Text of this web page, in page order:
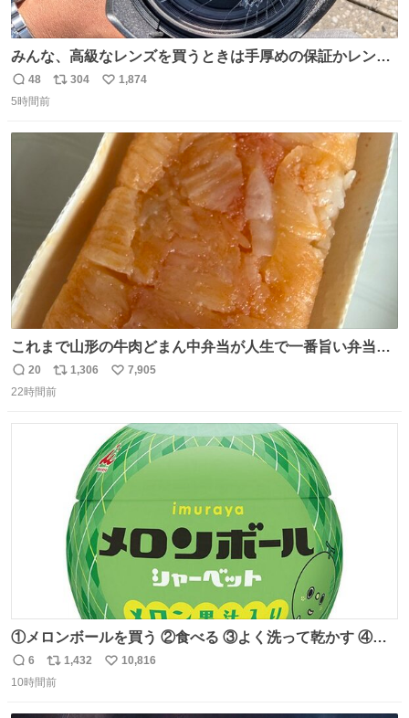
みんな、高級なレンズを買うときは手厚めの保証かレンズ
保護フィルターをちゃんと付けておくんだぞ、お兄さんと
返
信
48
リ
304
い
数
1,874
5時間前
これまで山形の牛肉どまん中弁当が人生で一番旨い弁当だ
ったのだが、それを遥かに超える弁当発見。 個人的に駅弁
＆空弁ランキングぶっち切りで首位を独走しているお弁当
れてるクルーの方は駅での購入が断然オススメです👍 #え
んがわ明太寿司
返
信
20
リ
ポ
1,306
い
数
7,905
22時間前
①メロンボールを買う ②食べる ③よく洗って乾かす ④か
わいい
返
信
6
リ
ポ
1,432
い
10,816
10時間前